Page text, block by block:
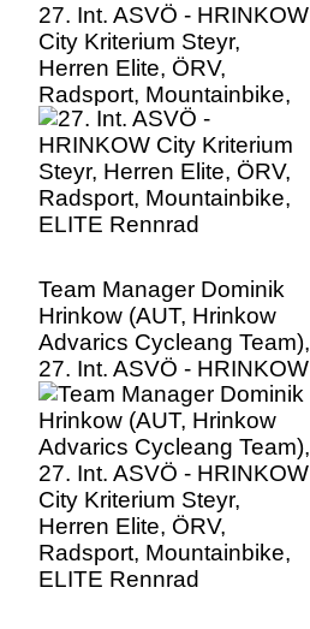
27. Int. ASVÖ - HRINKOW
City Kriterium Steyr,
Herren Elite, ÖRV,
Radsport, Mountainbike,
ELITE Rennrad
Team Manager Dominik
Hrinkow (AUT, Hrinkow
Advarics Cycleang Team),
27. Int. ASVÖ - HRINKOW
City Kriterium Steyr,
Herren Elite, ÖRV,
Radsport, Mountainbike,
ELITE Rennrad